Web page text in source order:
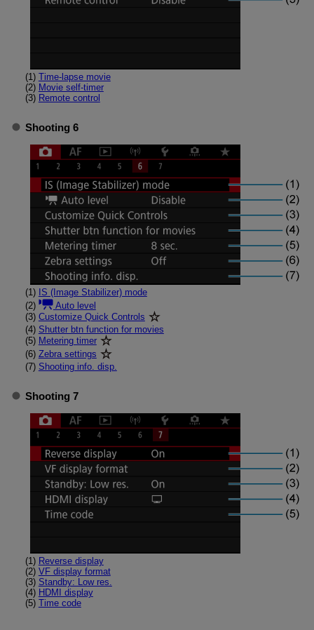
(1) Time-lapse movie
(2) Movie self-timer
(3) Remote control
Shooting 6
(1)
IS (Image Stabilizer) mode
(2)
Auto level
(3) Customize Quick Controls
(4) Shutter btn function for movies
(5) Metering timer
(6) Zebra settings
(7) Shooting info. disp.
Shooting 7
(1) Reverse display
(2) VF display format
(3) Standby: Low res.
(4) HDMI display
(5) Time code